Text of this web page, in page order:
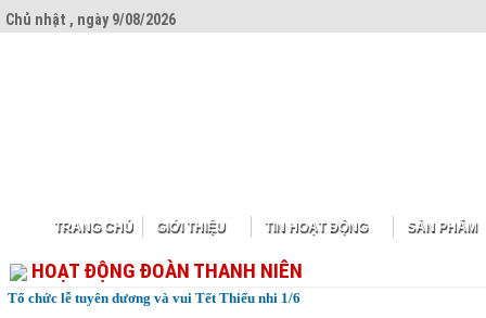
Chủ nhật , ngày 9/08/2026
TRANG CHỦ GIỚI THIỆU TIN HOẠT ĐỘNG SẢN PHẨM
HOẠT ĐỘNG ĐOÀN THANH NIÊN
Tổ chức lễ tuyên dương và vui Tết Thiếu nhi 1/6